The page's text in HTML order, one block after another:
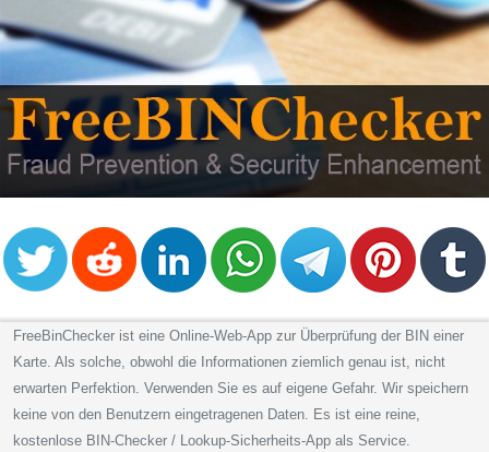
Credit
Checker
Service
My
IP
Address
?
IP
Lookup
IP
BIN
FreeBinChecker ist eine Online-Web-App zur Überprüfung der BIN einer
Karte. Als solche, obwohl die Informationen ziemlich genau ist, nicht
erwarten Perfektion. Verwenden Sie es auf eigene Gefahr. Wir speichern
keine von den Benutzern eingetragenen Daten. Es ist eine reine,
kostenlose BIN-Checker / Lookup-Sicherheits-App als Service.